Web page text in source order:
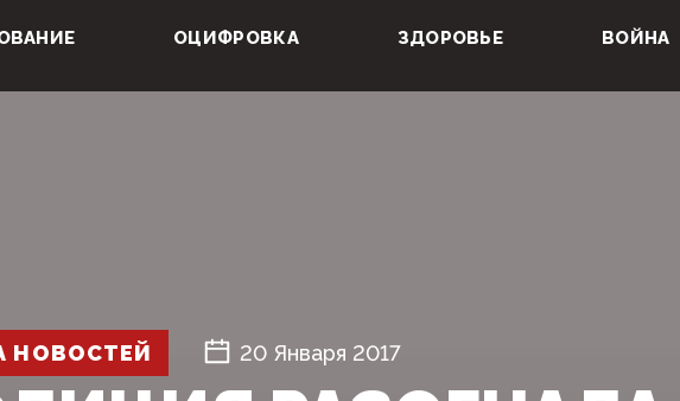
ОЦИФРОВКА ЗДОРОВЬЕ ВОЙНА
НОВОСТЕЙ 20 Января 2017